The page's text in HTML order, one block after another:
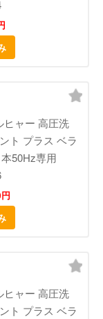
ヒャー 高圧洗
ト プラス ベラ
50Hz専用
ヒャー 高圧洗
ト プラス ベラ